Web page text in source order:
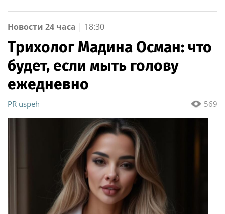
Новости 24 часа | 18:30
Трихолог Мадина Осман: что
будет, если мыть голову
ежедневно
569
PR uspeh